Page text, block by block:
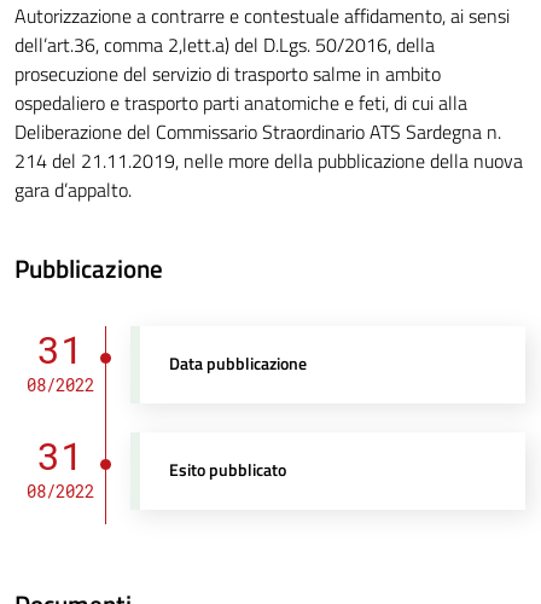
Autorizzazione a contrarre e contestuale affidamento, ai sensi
dell’art.36, comma 2,lett.a) del D.Lgs. 50/2016, della
prosecuzione del servizio di trasporto salme in ambito
ospedaliero e trasporto parti anatomiche e feti, di cui alla
Deliberazione del Commissario Straordinario ATS Sardegna n.
214 del 21.11.2019, nelle more della pubblicazione della nuova
gara d’appalto.
Pubblicazione
31
08/2022
Data pubblicazione
31
08/2022
Esito pubblicato